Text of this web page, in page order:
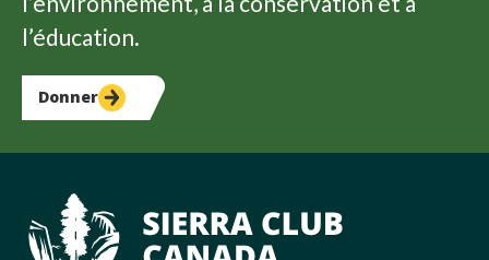
l’éducation.
Donner